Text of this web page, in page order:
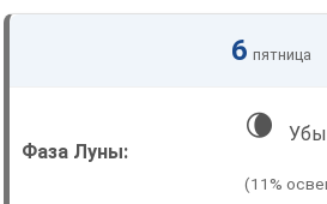
6 пятница
🌘
(11%